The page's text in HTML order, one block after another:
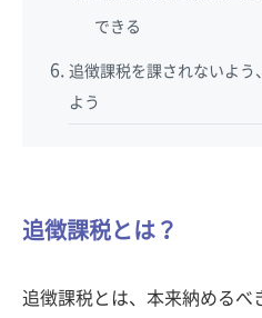
できる
追徴課税を課されないよう
よう
追徴課税とは？
追徴課税とは、本来納めるべ